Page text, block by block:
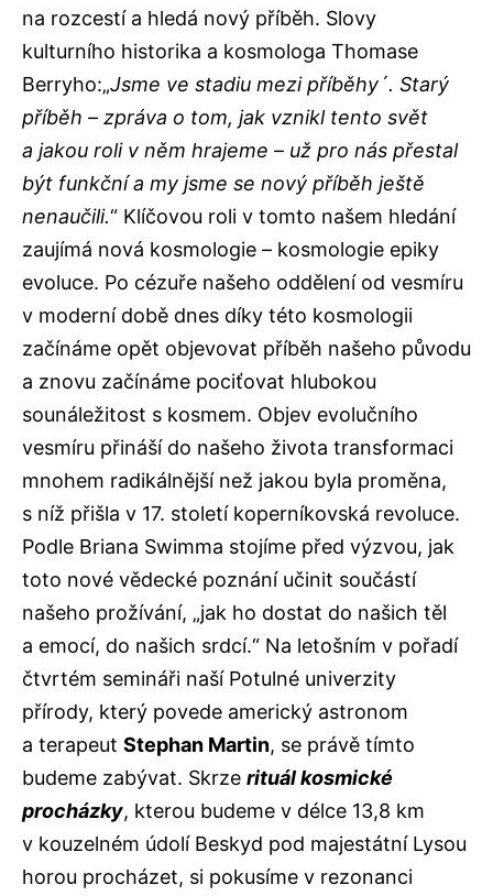
na rozcestí a hledá nový příběh. Slovy
kulturního historika a kosmologa Thomase
Berryho:„Jsme ve stadiu mezi příběhy´. Starý
příběh – zpráva o tom, jak vznikl tento svět
a jakou roli v něm hrajeme – už pro nás přestal
být funkční a my jsme se nový příběh ještě
nenaučili.“ Klíčovou roli v tomto našem hledání
zaujímá nová kosmologie – kosmologie epiky
evoluce. Po cézuře našeho oddělení od vesmíru
v moderní době dnes díky této kosmologii
začínáme opět objevovat příběh našeho původu
a znovu začínáme pociťovat hlubokou
sounáležitost s kosmem. Objev evolučního
vesmíru přináší do našeho života transformaci
mnohem radikálnější než jakou byla proměna,
s níž přišla v 17. století koperníkovská revoluce.
Podle Briana Swimma stojíme před výzvou, jak
toto nové vědecké poznání učinit součástí
našeho prožívání, „jak ho dostat do našich těl
a emocí, do našich srdcí.“ Na letošním v pořadí
čtvrtém semináři naší Potulné univerzity
přírody, který povede americký astronom
a terapeut Stephan Martin, se právě tímto
budeme zabývat. Skrze rituál kosmické
procházky, kterou budeme v délce 13,8 km
v kouzelném údolí Beskyd pod majestátní Lysou
horou procházet, si pokusíme v rezonanci